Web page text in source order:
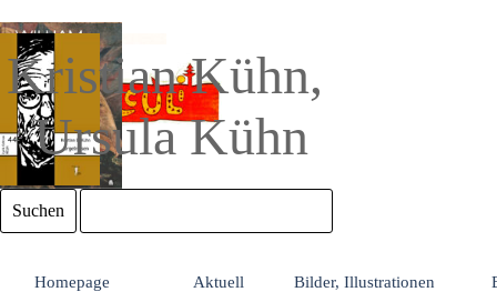
Kristian Kühn,
Ursula Kühn
Suchen
Homepage Aktuell Bilder, Illustrationen